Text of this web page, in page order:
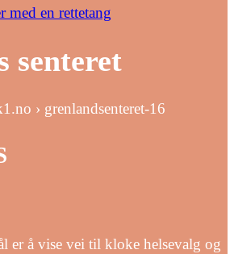
med en rettetang
senteret
› grenlandsenteret-16
er å vise vei til kloke helsevalg og